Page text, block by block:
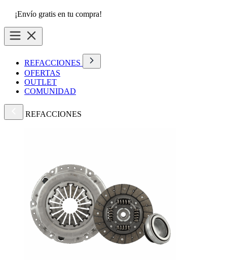
¡Envío gratis en tu compra!
REFACCIONES
OFERTAS
OUTLET
COMUNIDAD
REFACCIONES